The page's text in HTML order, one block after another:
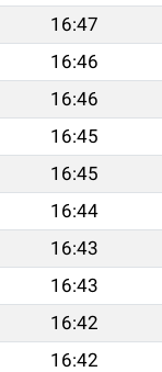
16:47
16:46
16:46
16:45
16:45
16:44
16:43
16:43
16:42
16:42